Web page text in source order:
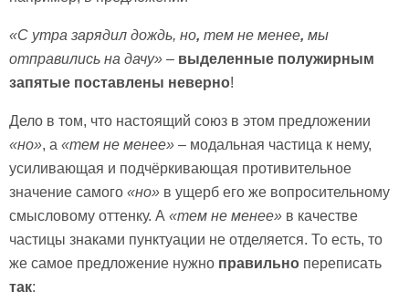
«С утра зарядил дождь, но, тем не менее, мы
отправились на дачу» – выделенные полужирным
запятые поставлены неверно!
Дело в том, что настоящий союз в этом предложении
«но», а «тем не менее» – модальная частица к нему,
усиливающая и подчёркивающая противительное
значение самого «но» в ущерб его же вопросительному
смысловому оттенку. А «тем не менее» в качестве
частицы знаками пунктуации не отделяется. То есть, то
же самое предложение нужно правильно переписать
так: